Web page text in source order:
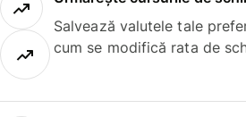
Salvează valutele tale
cum se modifică rata de